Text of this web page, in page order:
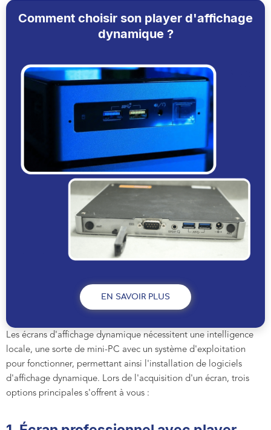
Comment choisir son player d'affichage
dynamique ?
EN SAVOIR PLUS
Les écrans d'affichage dynamique nécessitent une intelligence
locale, une sorte de mini-PC avec un système d'exploitation
pour fonctionner, permettant ainsi l'installation de logiciels
d'affichage dynamique. Lors de l'acquisition d'un écran, trois
options principales s'offrent à vous :